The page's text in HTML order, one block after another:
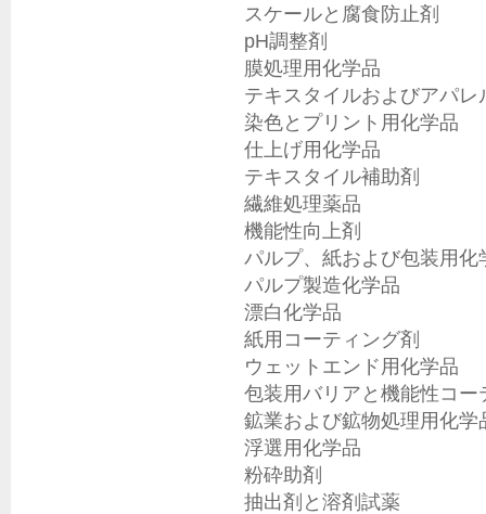
スケールと腐食防止剤
pH調整剤
膜処理用化学品
テキスタイルおよびアパレ
染色とプリント用化学品
仕上げ用化学品
テキスタイル補助剤
繊維処理薬品
機能性向上剤
パルプ、紙および包装用化
パルプ製造化学品
漂白化学品
紙用コーティング剤
ウェットエンド用化学品
包装用バリアと機能性コー
鉱業および鉱物処理用化学
浮選用化学品
粉砕助剤
抽出剤と溶剤試薬